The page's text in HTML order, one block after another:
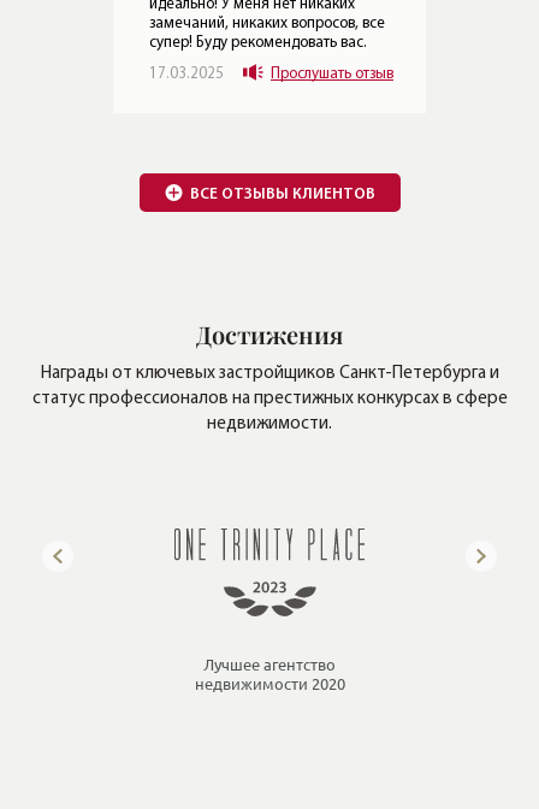
Достижения
Эксклюзивный сертификат
на получение
дополнительной скидки 2%
Купить элитное жилье
элитной недвижимости несколько